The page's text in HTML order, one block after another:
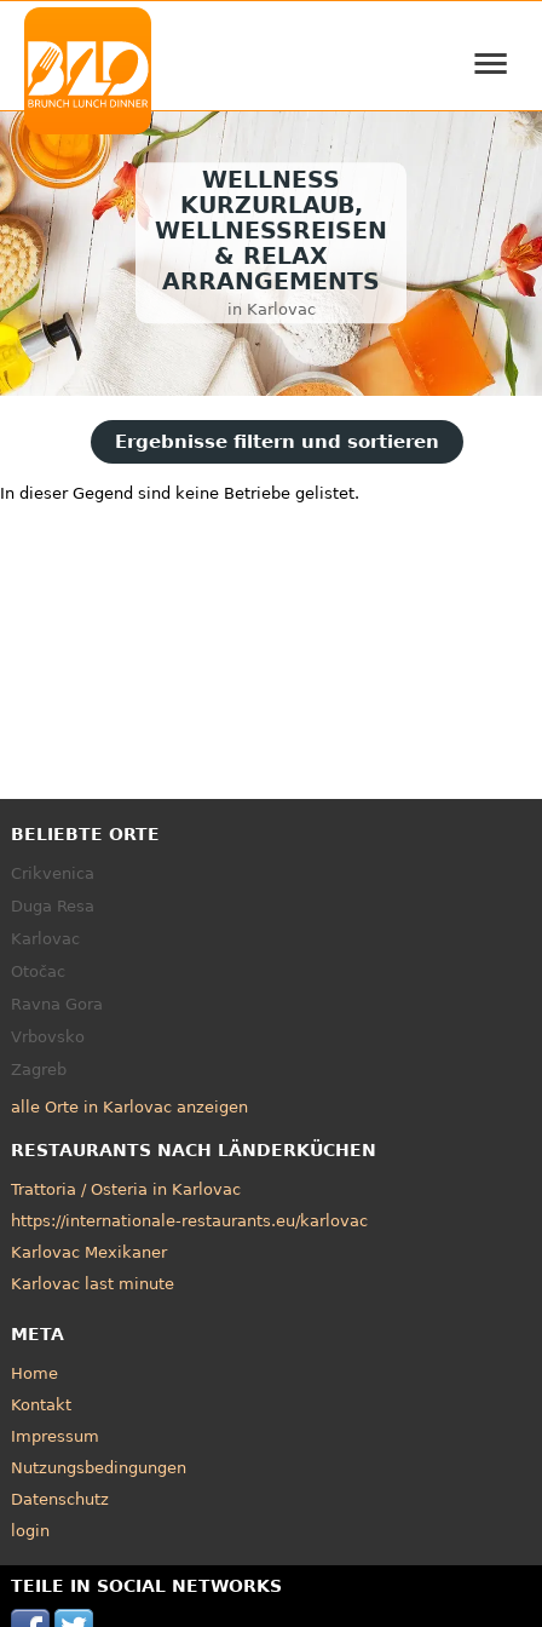
≡
WELLNESS
KURZURLAUB,
WELLNESSREISEN
& RELAX
ARRANGEMENTS
in Karlovac
Ergebnisse filtern und sortieren
In dieser Gegend sind keine Betriebe gelistet.
BELIEBTE ORTE
Crikvenica
Duga Resa
Karlovac
Otočac
Ravna Gora
Vrbovsko
Zagreb
alle Orte in Karlovac anzeigen
RESTAURANTS NACH LÄNDERKÜCHEN
Trattoria / Osteria in Karlovac
https://internationale-restaurants.eu/karlovac
Karlovac Mexikaner
Karlovac last minute
META
Home
Kontakt
Impressum
Nutzungsbedingungen
Datenschutz
login
TEILE IN SOCIAL NETWORKS